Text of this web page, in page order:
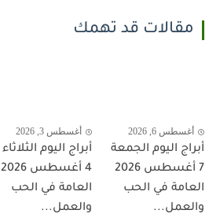
مقالات قد تهمك
أغسطس 6, 2026
أبراج اليوم الجمعة
7 أغسطس 2026
العامة في الحب
والعمل...
أغسطس 3, 2026
أبراج اليوم الثلاثاء
4 أغسطس 2026
العامة في الحب
والعمل...